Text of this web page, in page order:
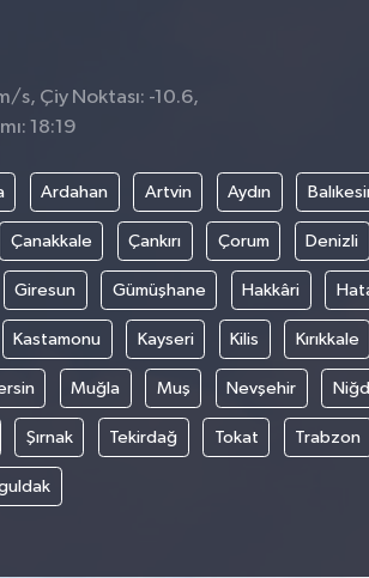
s, Çiy Noktası: -10.6,
18:19
Ardahan Artvin Aydın
Çanakkale Çankırı Çorum Denizli
Giresun Gümüşhane Hakkâri
Kastamonu Kayseri Kilis Kırıkkale
Muğla Muş Nevşehir
Şırnak Tekirdağ Tokat Trabzon